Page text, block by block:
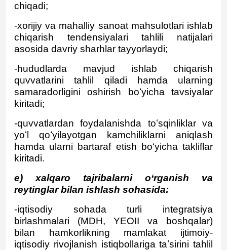
chiqadi;
-xorijiy va mahalliy sanoat mahsulotlari ishlab
chiqarish tendensiyalari tahlili natijalari
asosida davriy sharhlar tayyorlaydi;
-hududlarda mavjud ishlab chiqarish
quvvatlarini tahlil qiladi hamda ularning
samaradorligini oshirish boʻyicha tavsiyalar
kiritadi;
-quvvatlardan foydalanishda toʻsqinliklar va
yoʻl qoʻyilayotgan kamchiliklarni aniqlash
hamda ularni bartaraf etish boʻyicha takliflar
kiritadi.
e) xalqaro tajribalarni oʻrganish va
reytinglar bilan ishlash sohasida:
-iqtisodiy sohada turli integratsiya
birlashmalari (MDH, YEOII va boshqalar)
bilan hamkorlikning mamlakat ijtimoiy-
iqtisodiy rivojlanish istiqbollariga taʼsirini tahlil